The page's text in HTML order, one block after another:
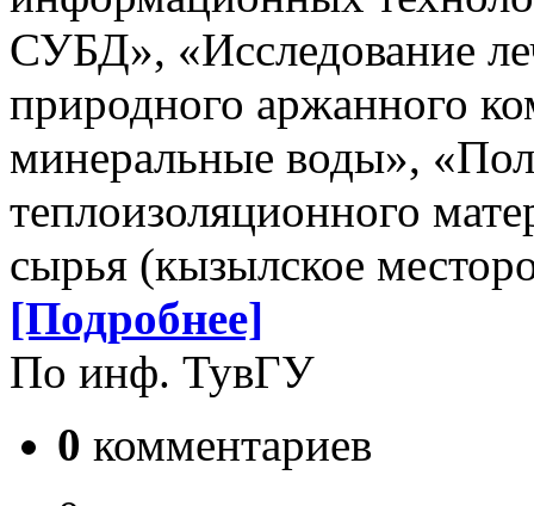
СУБД», «Исследование
природного аржанного
минеральные воды»,
теплоизоляционного
сырья (кызылское
[Подробнее]
По инф. ТувГУ
0 комментариев